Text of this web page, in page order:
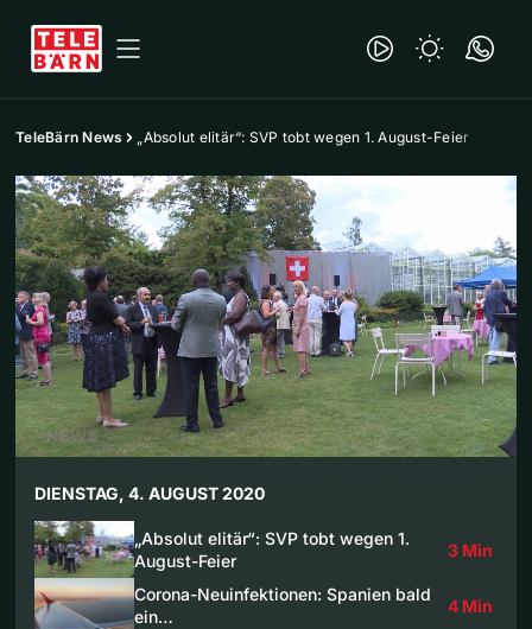
TeleBärn News „Absolut elitär“: SVP tobt wegen 1. August-Feier
DIENSTAG, 4. AUGUST 2020
„Absolut elitär“: SVP tobt wegen 1.
August-Feier
3 Min
Corona-Neuinfektionen: Spanien bald
ein…
4 Min